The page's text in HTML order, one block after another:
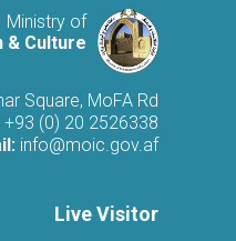
Ministry of
& Culture
Square, MoFA Rd
+93 (0) 20 2526338
info@moic.gov.af
Live Visitor